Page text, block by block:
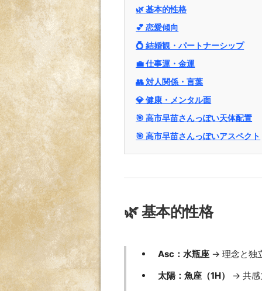
🌿 基本的性格
💕 恋愛傾向
💍 結婚観・パートナーシップ
💼 仕事運・金運
👥 対人関係・言葉
💎 健康・メンタル面
🎯 高市早苗さんっぽい天体配置
🎯 高市早苗さんっぽいアスペクト
🌿 基本的性格
Asc：水瓶座 → 理念と独
太陽：魚座（1H）
→ 共感